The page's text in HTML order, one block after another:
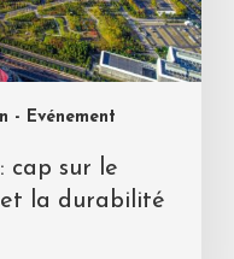
- Evénement
cap sur le
la durabilité